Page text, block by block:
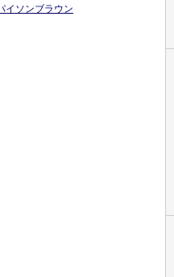
イソンブラウン